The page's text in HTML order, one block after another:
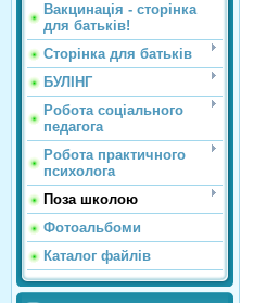
Вакцинація - сторінка
для батьків!
Сторінка для батьків
БУЛІНГ
Робота соціального
педагога
Робота практичного
психолога
Поза школою
Фотоальбоми
Каталог файлів